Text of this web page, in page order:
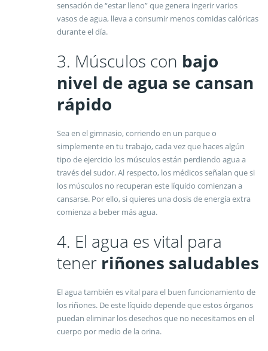
sensación de “estar lleno” que genera ingerir varios
vasos de agua, lleva a consumir menos comidas calóricas
durante el día.
3. Músculos con bajo
nivel de agua se cansan
rápido
Sea en el gimnasio, corriendo en un parque o
simplemente en tu trabajo, cada vez que haces algún
tipo de ejercicio los músculos están perdiendo agua a
través del sudor. Al respecto, los médicos señalan que si
los músculos no recuperan este líquido comienzan a
cansarse. Por ello, si quieres una dosis de energía extra
comienza a beber más agua.
4. El agua es vital para
tener riñones saludables
El agua también es vital para el buen funcionamiento de
los riñones. De este líquido depende que estos órganos
puedan eliminar los desechos que no necesitamos en el
cuerpo por medio de la orina.